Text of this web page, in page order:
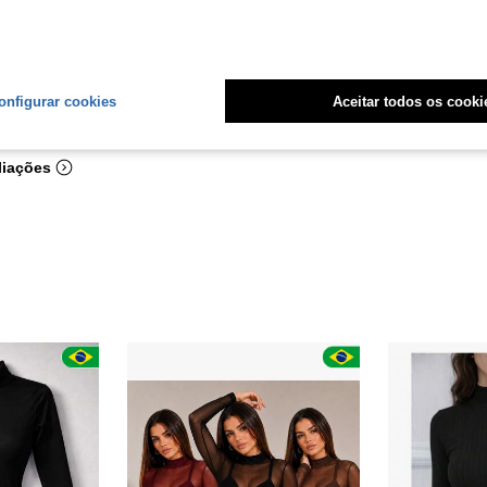
Útil (40)
cookies Aceitar todos os